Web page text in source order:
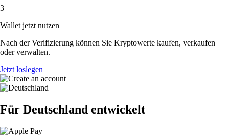
3
Wallet jetzt nutzen
Nach der Verifizierung können Sie Kryptowerte kaufen, verkaufen
oder verwalten.
Jetzt loslegen
Für Deutschland entwickelt